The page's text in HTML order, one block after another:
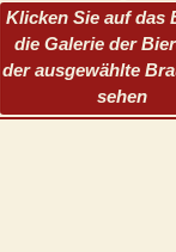
Klicken Sie auf das
die Galerie der
der ausgewählte
sehen